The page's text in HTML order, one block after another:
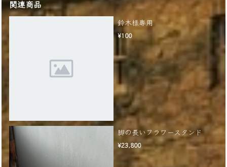
関連商品
鈴木様専用
¥100
脚の長いフラワースタンド
¥23,800